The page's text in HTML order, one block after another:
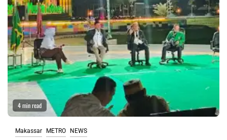
4 min read
Makassar METRO NEWS